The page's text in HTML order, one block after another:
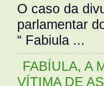
O caso da
parlamentar
“ Fabiula ...
FABÍULA, A
VÍTIMA DE